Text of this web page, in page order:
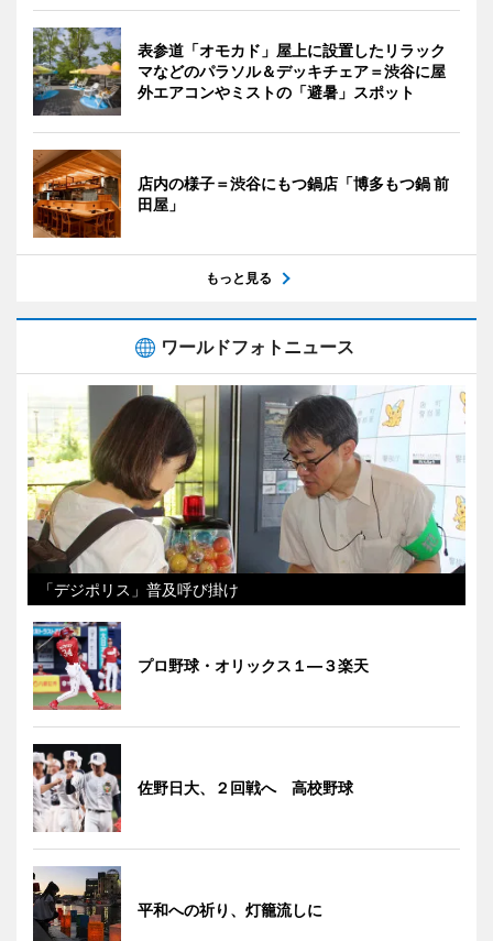
表参道「オモカド」屋上に設置したリラック
マなどのパラソル＆デッキチェア＝渋谷に屋
外エアコンやミストの「避暑」スポット
店内の様子＝渋谷にもつ鍋店「博多もつ鍋 前
田屋」
もっと見る
ワールドフォトニュース
「デジポリス」普及呼び掛け
プロ野球・オリックス１―３楽天
佐野日大、２回戦へ 高校野球
平和への祈り、灯籠流しに